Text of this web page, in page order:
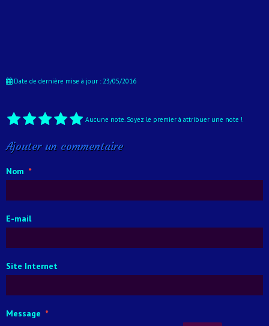
Date de dernière mise à jour : 23/05/2016
Aucune note. Soyez le premier à attribuer une note !
Ajouter un commentaire
Nom
E-mail
Site Internet
Message